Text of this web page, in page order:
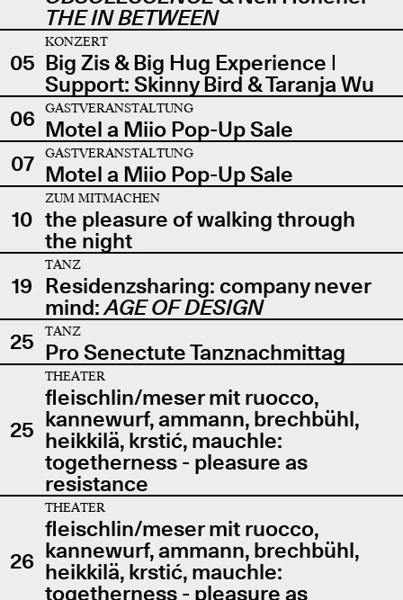
THE IN BETWEEN
05
KONZERT
Big Zis & Big Hug Experience |
Support: Skinny Bird & Taranja Wu
06
GASTVERANSTALTUNG
Motel a Miio Pop-Up Sale
07
GASTVERANSTALTUNG
Motel a Miio Pop-Up Sale
10
ZUM MITMACHEN
the pleasure of walking through
the night
19
TANZ
Residenzsharing: company never
mind:AGE OF DESIGN
25
TANZ
Pro Senectute Tanznachmittag
25
THEATER
fleischlin/meser mit ruocco,
kannewurf, ammann, brechbühl,
heikkilä, krstić, mauchle:
togetherness - pleasure as
resistance
26
THEATER
fleischlin/meser mit ruocco,
kannewurf, ammann, brechbühl,
heikkilä, krstić, mauchle:
togetherness - pleasure as